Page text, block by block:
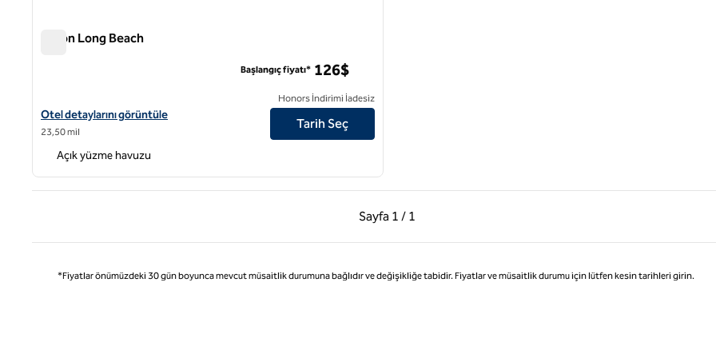
Hilton Long Beach
Hilton Long Beach için otel detaylarını görüntüleyin
Otel detaylarını görüntüle
23,50 mil
Başlangıç fiyatı* 126$
Honors İndirimi İadesiz
Tarih Seç
Açık yüzme havuzu
Sayfa 1 / 1
Önceki Sayfa, 1 / 1
Sayfa 1 / 1
*Fiyatlar önümüzdeki 30 gün boyunca mevcut müsaitlik durumuna bağlıdır ve değişikliğe tabidir. Fiyatlar ve müsaitlik durumu için lütfen kesin tarihleri girin.